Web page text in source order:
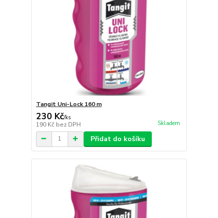
Tangit Uni-Lock 160 m
230 Kč/ks
190 Kč bez DPH Skladem
Přidat do košíku